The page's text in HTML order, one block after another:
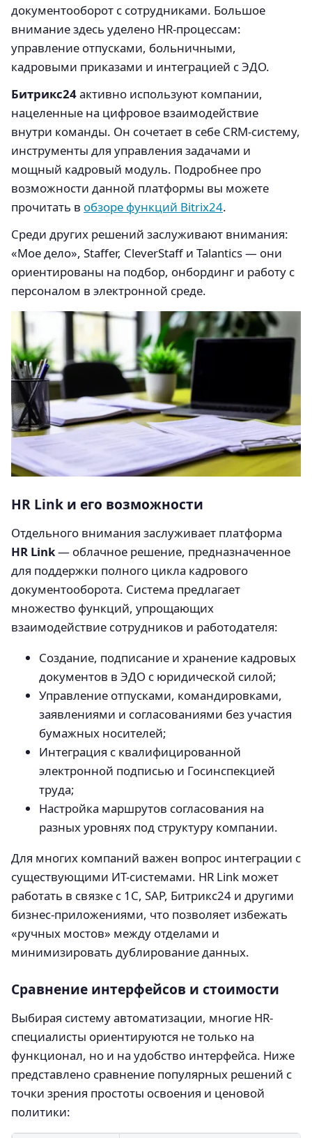
документооборот с сотрудниками. Большое
внимание здесь уделено HR-процессам:
управление отпусками, больничными,
кадровыми приказами и интеграцией с ЭДО.
Битрикс24активно используют компании,
нацеленные на цифровое взаимодействие
внутри команды. Он сочетает в себе CRM-систему,
инструменты для управления задачами и
мощный кадровый модуль. Подробнее про
возможности данной платформы вы можете
прочитать в обзоре функций Bitrix24.
Среди других решений заслуживают внимания:
«Мое дело», Staffer, CleverStaff и Talantics — они
ориентированы на подбор, онбординг и работу с
персоналом в электронной среде.
HR Link и его возможности
Отдельного внимания заслуживает платформа
HR Link— облачное решение, предназначенное
для поддержки полного цикла кадрового
документооборота. Система предлагает
множество функций, упрощающих
взаимодействие сотрудников и работодателя:
Создание, подписание и хранение кадровых
документов в ЭДО с юридической силой;
Управление отпусками, командировками,
заявлениями и согласованиями без участия
бумажных носителей;
Интеграция с квалифицированной
электронной подписью и Госинспекцией
труда;
Настройка маршрутов согласования на
разных уровнях под структуру компании.
Для многих компаний важен вопрос интеграции с
существующими ИТ-системами. HR Link может
работать в связке с 1С, SAP, Битрикс24 и другими
бизнес-приложениями, что позволяет избежать
«ручных мостов» между отделами и
минимизировать дублирование данных.
Сравнение интерфейсов и стоимости
Выбирая систему автоматизации, многие HR-
специалисты ориентируются не только на
функционал, но и на удобство интерфейса. Ниже
представлено сравнение популярных решений с
точки зрения простоты освоения и ценовой
политики: